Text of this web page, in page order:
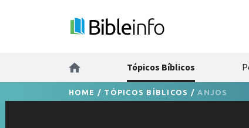
Tópicos Bíblicos
HOME / TÓPICOS BÍBLICOS / ANJOS